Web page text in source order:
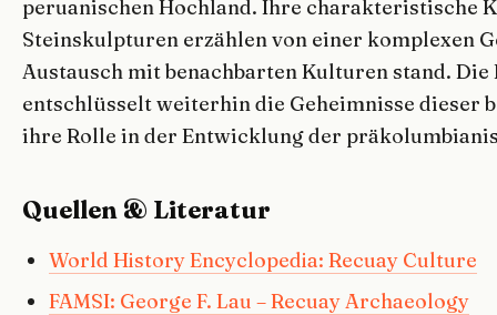
peruanischen Hochland. Ihre charakteristische
Steinskulpturen erzählen von einer komplexen
Austausch mit benachbarten Kulturen stand.
entschlüsselt weiterhin die Geheimnisse dieser
ihre Rolle in der Entwicklung der
Quellen & Literatur
World History Encyclopedia: Recuay Culture
FAMSI: George F. Lau – Recuay Archaeology